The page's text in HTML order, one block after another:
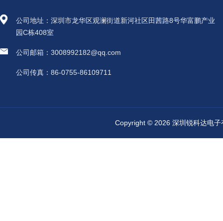
公司地址：深圳市龙华区观澜街道新河社区田茜路8号华富鹏产业
园C栋408室
公司邮箱：3008992182@qq.com
公司传真：86-0755-86109711
Copyright © 2026 深圳锐科达电